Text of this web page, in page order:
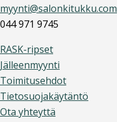
myynti@salonkitukku.com
044 971 9745
RASK-ripset
Jälleenmyynti
Toimitusehdot
Tietosuojakäytäntö
Ota yhteyttä